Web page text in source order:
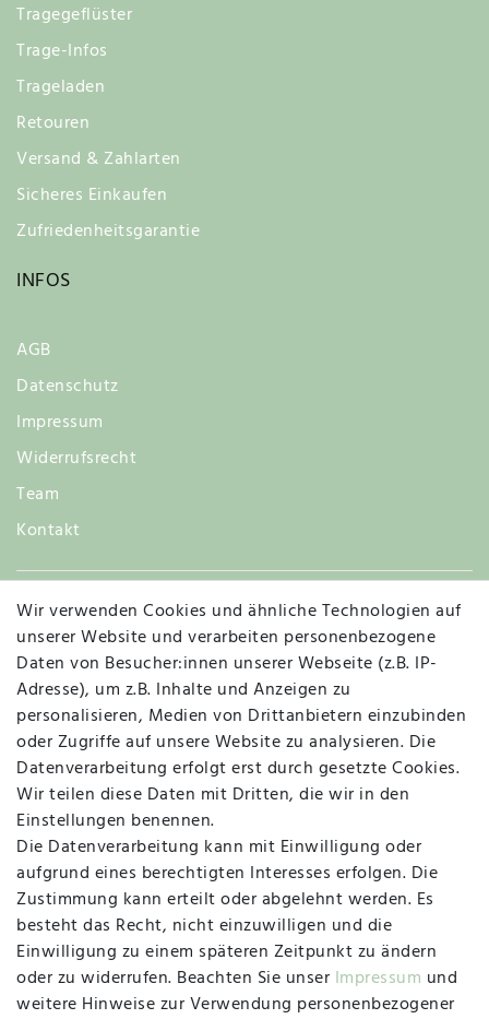
Tragegeflüster
Trage-Infos
Trageladen
Retouren
Versand & Zahlarten
Sicheres Einkaufen
Zufriedenheitsgarantie
INFOS
AGB
Datenschutz
Impressum
Widerrufsrecht
Team
Kontakt
Widerruf
Vertrag widerrufen Kontakt
MAPALI VOR ORT
Herzogstraße 10
47533 Kleve
Montag, Dienstag, Donnerstag, Freitag
09:00 Uhr bis 13:00 Uhr
Mittwoch
Wir verwenden Cookies und ähnliche Technologien auf
unserer Website und verarbeiten personenbezogene
Daten von Besucher:innen unserer Webseite (z.B. IP-
Adresse), um z.B. Inhalte und Anzeigen zu
personalisieren, Medien von Drittanbietern einzubinden
oder Zugriffe auf unsere Website zu analysieren. Die
Datenverarbeitung erfolgt erst durch gesetzte Cookies.
Wir teilen diese Daten mit Dritten, die wir in den
Einstellungen benennen.
Die Datenverarbeitung kann mit Einwilligung oder
aufgrund eines berechtigten Interesses erfolgen. Die
Zustimmung kann erteilt oder abgelehnt werden. Es
besteht das Recht, nicht einzuwilligen und die
Einwilligung zu einem späteren Zeitpunkt zu ändern
oder zu widerrufen. Beachten Sie unser Impressum und
weitere Hinweise zur Verwendung personenbezogener